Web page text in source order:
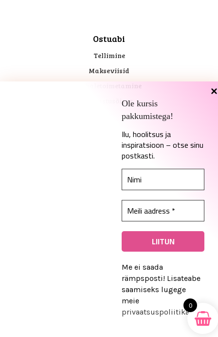
Ole kursis
pakkumistega!
Ilu, hoolitsus ja
inspiratsioon – otse sinu
postkasti.
Me ei saada
rämpsposti! Lisateabe
saamiseks lugege
meie
privaatsuspoliitikat.
Ostuabi
Tellimine
Makseviisid
Kohaletoimetamine
Tagastusõigus
Kadari sotsiaalmeedias
© 2026 Kadari. Kõik õigused kaitstud
0